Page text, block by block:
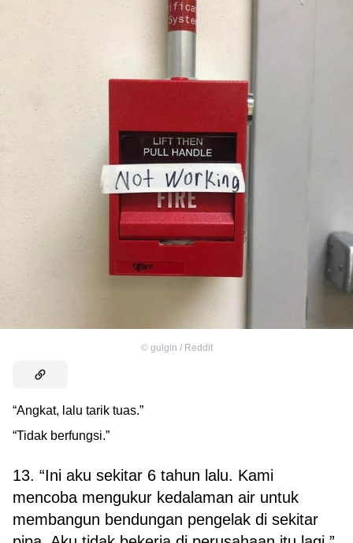
© gulgin / Reddit
“Angkat, lalu tarik tuas.”
“Tidak berfungsi.”
13. “Ini aku sekitar 6 tahun lalu. Kami
mencoba mengukur kedalaman air untuk
membangun bendungan pengelak di sekitar